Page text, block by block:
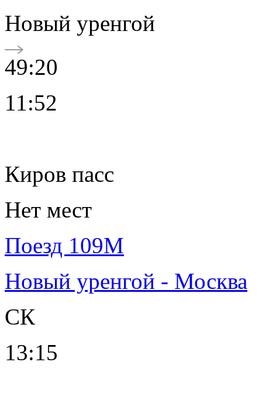
Новый уренгой
49:20
11:52
Киров пасс
Нет мест
Поезд 109М
Новый уренгой - Москва
СК
13:15